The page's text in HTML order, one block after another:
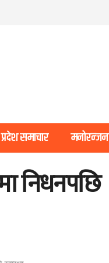
प्रदेश समाचार मनोरन्जन
निधनपछि